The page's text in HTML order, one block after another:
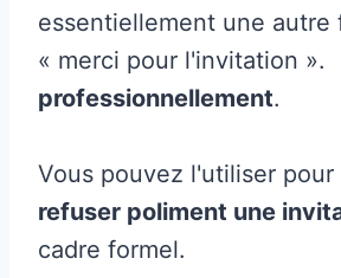
essentiellement une autre
« merci pour l'invitation ».
professionnellement.
Vous pouvez l'utiliser pour
refuser poliment une
cadre formel.